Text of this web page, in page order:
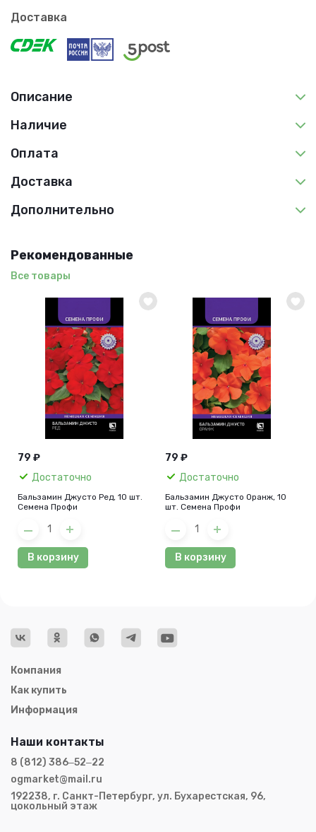
Доставка
Описание
Наличие
Оплата
Доставка
Дополнительно
Рекомендованные
Все товары
79 ₽
Достаточно
Бальзамин Джусто Ред, 10 шт.
Семена Профи
В корзину
79 ₽
Достаточно
Бальзамин Джусто Оранж, 10
шт. Семена Профи
В корзину
Компания
Как купить
Информация
Наши контакты
8 (812) 386‒52‒22
ogmarket@mail.ru
192238, г. Санкт-Петербург, ул. Бухарестская, 96,
цокольный этаж